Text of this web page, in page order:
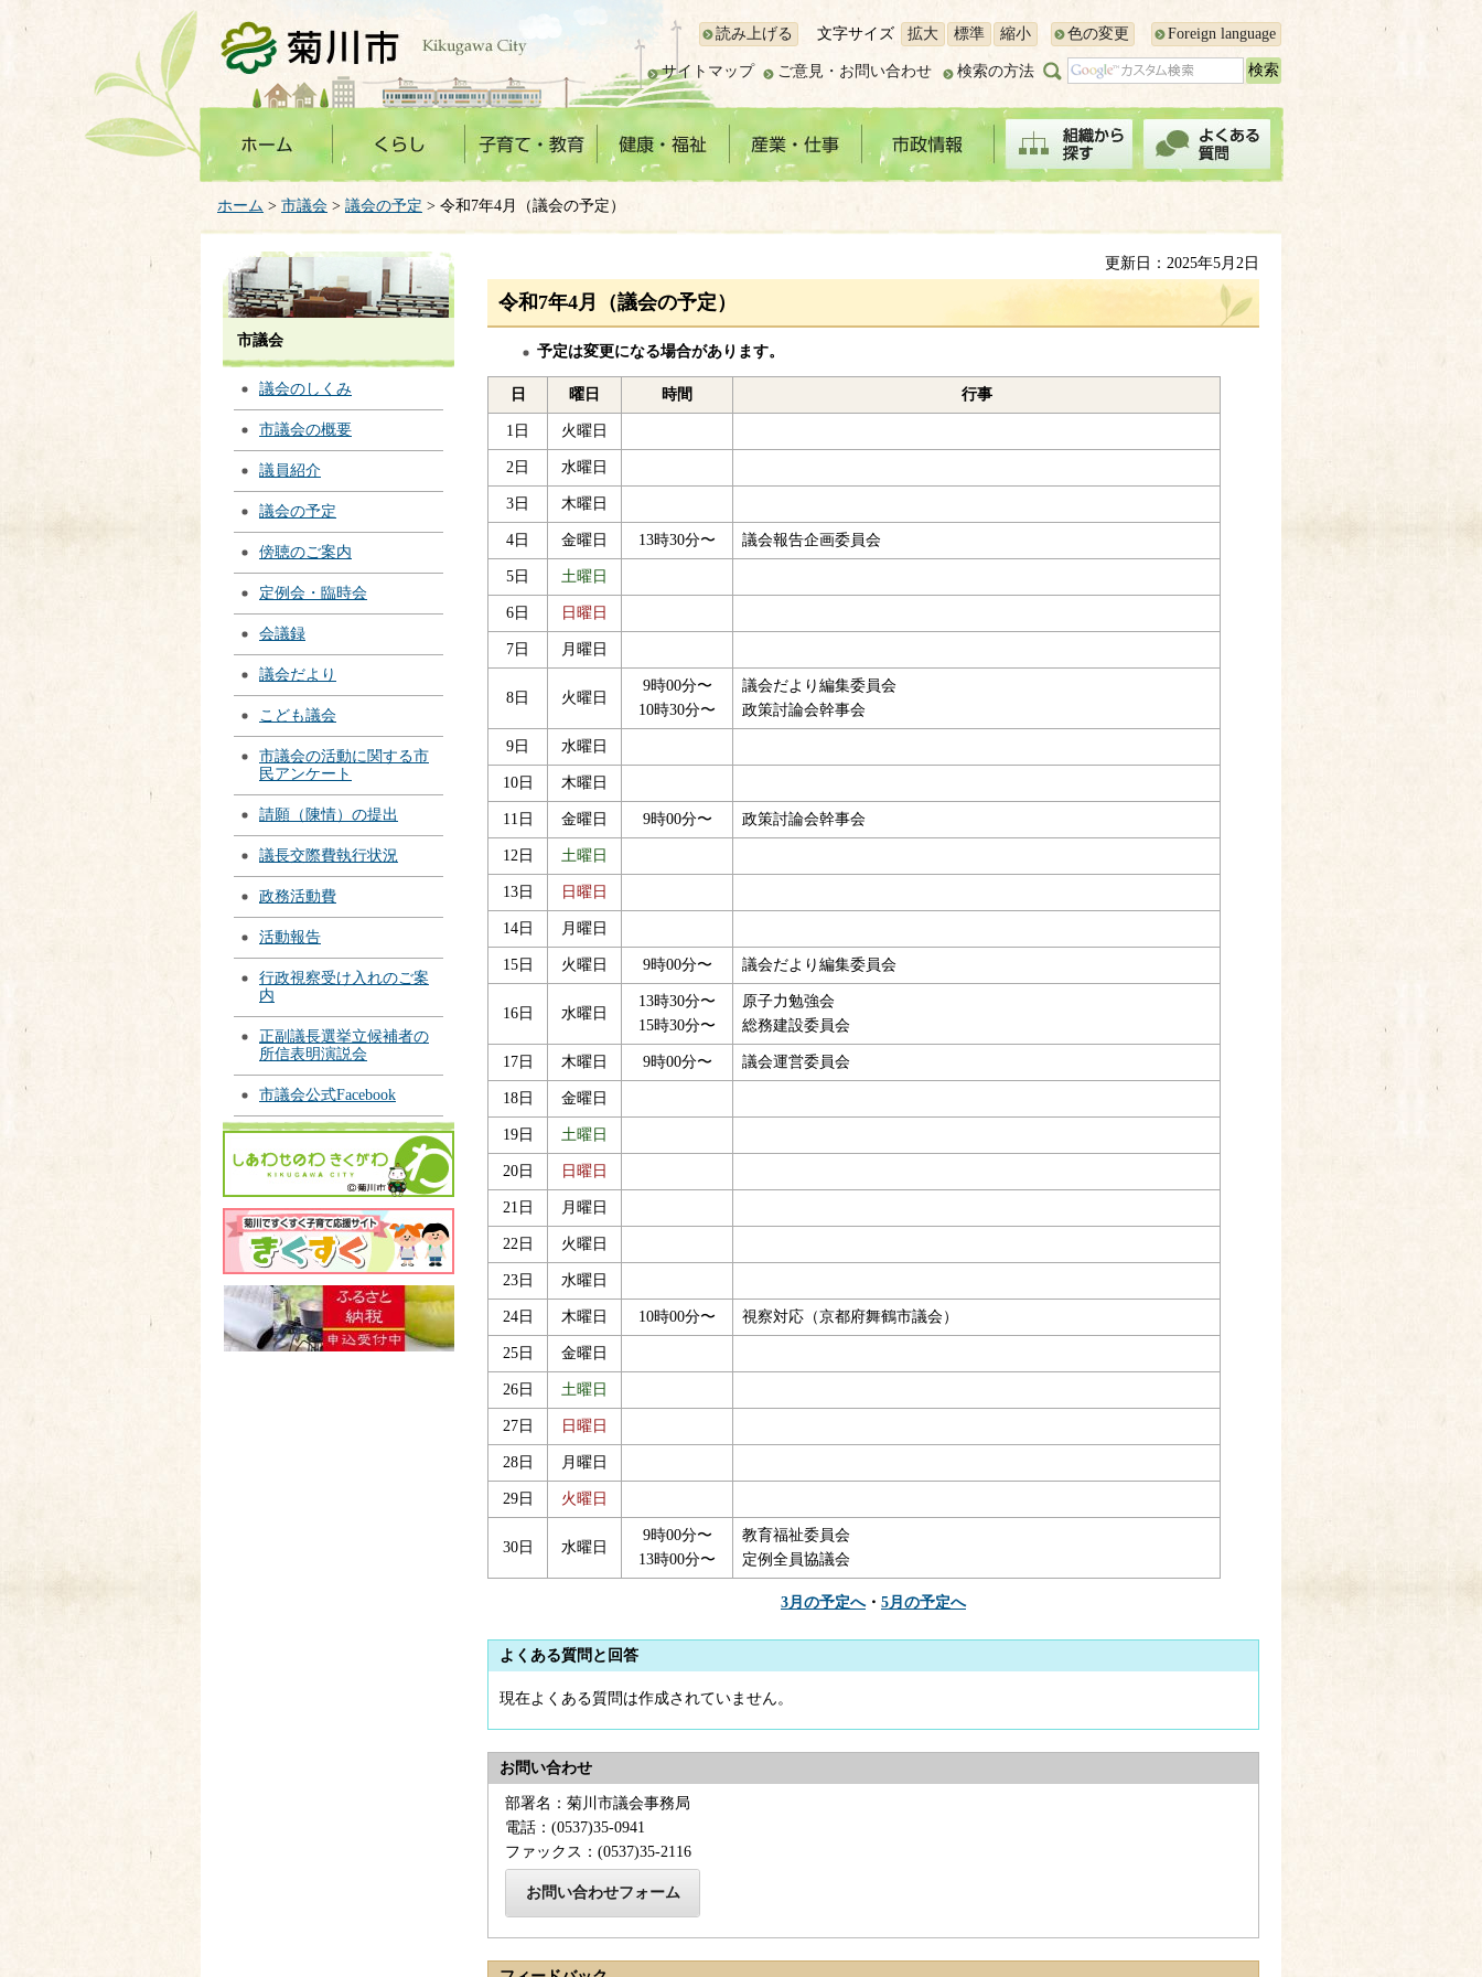
菊川市 読み上げる 文字サイズ 拡大 標準 縮小 色の変更 Foreign language
サイトマップ ご意見・お問い合わせ 検索の方法
ホーム > 市議会 > 議会の予定 > 令和7年4月（議会の予定）
市議会
議会のしくみ
市議会の概要
議員紹介
議会の予定
傍聴のご案内
定例会・臨時会
会議録
議会だより
こども議会
市議会の活動に関する市
民アンケート
請願（陳情）の提出
議長交際費執行状況
政務活動費
活動報告
行政視察受け入れのご案
内
正副議長選挙立候補者の
所信表明演説会
市議会公式Facebook
更新日：2025年5月2日
令和7年4月（議会の予定）
予定は変更になる場合があります。
日 曜日 時間 行事
1日 火曜日
2日 水曜日
3日 木曜日
4日 金曜日 13時30分〜 議会報告企画委員会
5日 土曜日
6日 日曜日
7日 月曜日
8日 火曜日
9時00分〜
10時30分〜
議会だより編集委員会
政策討論会幹事会
9日 水曜日
10日 木曜日
11日 金曜日 9時00分〜 政策討論会幹事会
12日 土曜日
13日 日曜日
14日 月曜日
15日 火曜日 9時00分〜 議会だより編集委員会
16日 水曜日
13時30分〜
15時30分〜
原子力勉強会
総務建設委員会
17日 木曜日 9時00分〜 議会運営委員会
18日 金曜日
19日 土曜日
20日 日曜日
21日 月曜日
22日 火曜日
23日 水曜日
24日 木曜日 10時00分〜 視察対応（京都府舞鶴市議会）
25日 金曜日
26日 土曜日
27日 日曜日
28日 月曜日
29日 火曜日
30日 水曜日
9時00分〜
13時00分〜
教育福祉委員会
定例全員協議会
3月の予定へ・ 5月の予定へ
よくある質問と回答
現在よくある質問は作成されていません。
お問い合わせ
部署名：菊川市議会事務局
電話：(0537)35-0941
ファックス：(0537)35-2116